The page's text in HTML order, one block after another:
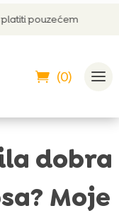
(0)
dobra
Moje